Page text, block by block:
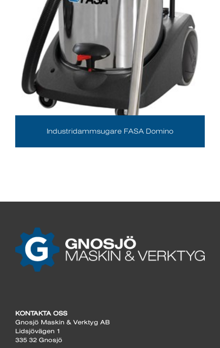
Industridammsugare FASA Domino
KONTAKTA OSS
Gnosjö Maskin & Verktyg AB
Lidsjövägen 1
335 32 Gnosjö